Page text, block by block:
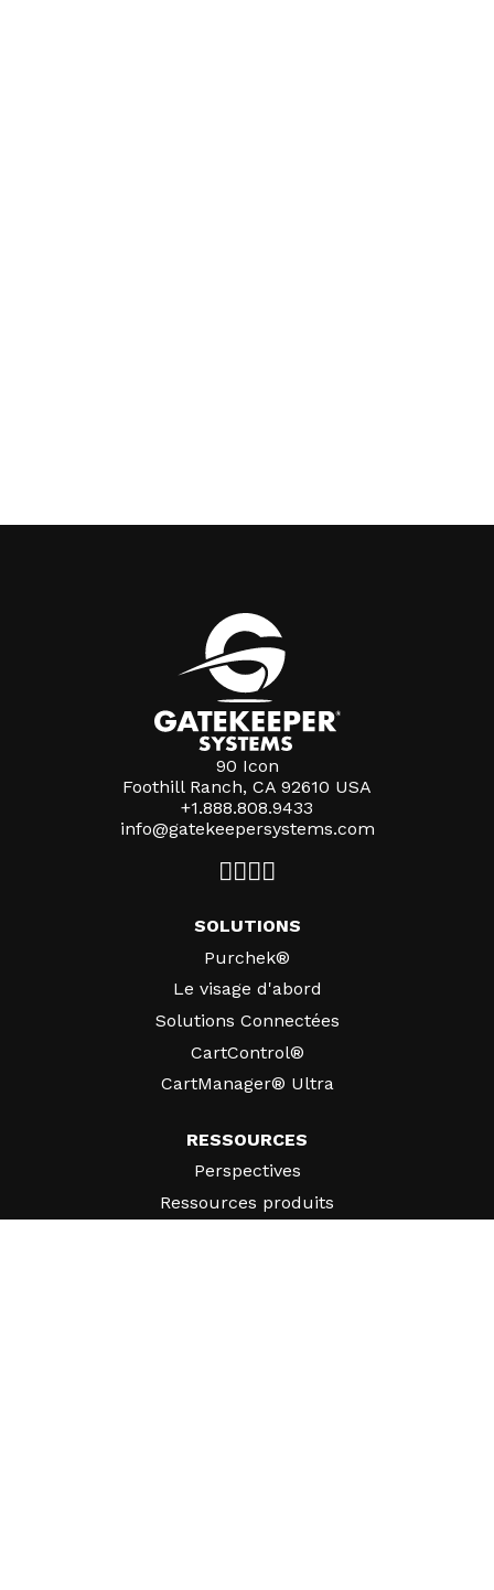
90 Icon
Foothill Ranch, CA 92610 USA
+1.888.808.9433
info@gatekeepersystems.com
SOLUTIONS
Purchek®
Le visage d'abord
Solutions Connectées
CartControl®
CartManager® Ultra
RESSOURCES
Perspectives
Ressources produits